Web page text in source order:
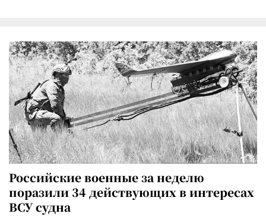
Российские военные за неделю
поразили 34 действующих в интересах
ВСУ судна